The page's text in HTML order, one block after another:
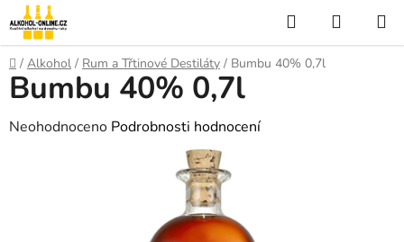
Přejít
na
obsah
Hledat
KOŠÍK
Domů
/ Alkohol / Rum a Třtinové Destiláty / Bumbu 40% 0,7l
Bumbu 40% 0,7l
Průměrné
Neohodnoceno Podrobnosti hodnocení